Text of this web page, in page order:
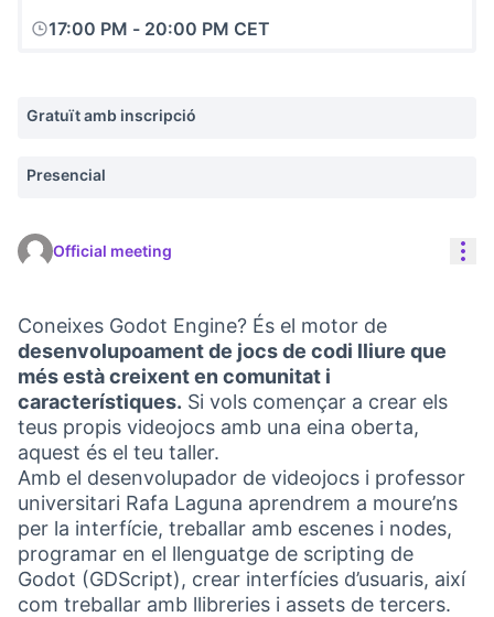
17:00 PM - 20:00 PM CET
Gratuït amb inscripció
Presencial
Official meeting
Coneixes Godot Engine? És el motor de
desenvolupoament de jocs de codi lliure que
més està creixent en comunitat i
característiques. Si vols començar a crear els
teus propis videojocs amb una eina oberta,
aquest és el teu taller.
Amb el desenvolupador de videojocs i professor
universitari Rafa Laguna aprendrem a moure’ns
per la interfície, treballar amb escenes i nodes,
programar en el llenguatge de scripting de
Godot (GDScript), crear interfícies d’usuaris, així
com treballar amb llibreries i assets de tercers.